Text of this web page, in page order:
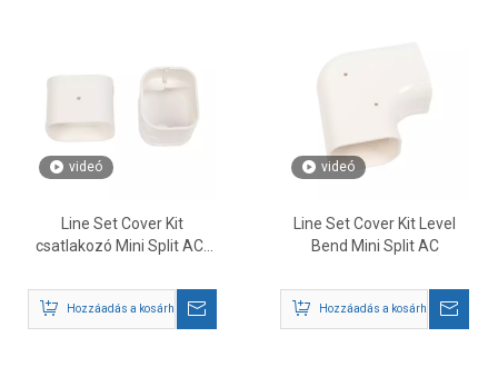
videó
Line Set Cover Kit
csatlakozó Mini Split AC-
Hozzáadás a kosárhoz
videó
Line Set Cover Kit Level
Bend Mini Split AC
Hozzáadás a kosárhoz